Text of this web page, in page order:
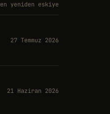
en yeniden eskiye
27 Temmuz 2026
21 Haziran 2026